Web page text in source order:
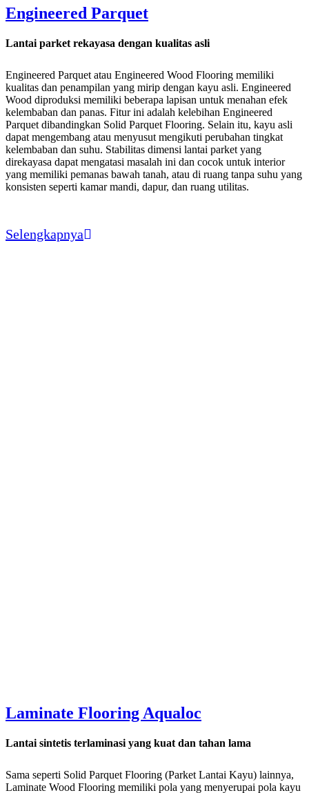
Engineered Parquet
Lantai parket rekayasa dengan kualitas asli
Engineered Parquet atau Engineered Wood Flooring memiliki
kualitas dan penampilan yang mirip dengan kayu asli. Engineered
Wood diproduksi memiliki beberapa lapisan untuk menahan efek
kelembaban dan panas. Fitur ini adalah kelebihan Engineered
Parquet dibandingkan Solid Parquet Flooring. Selain itu, kayu asli
dapat mengembang atau menyusut mengikuti perubahan tingkat
kelembaban dan suhu. Stabilitas dimensi lantai parket yang
direkayasa dapat mengatasi masalah ini dan cocok untuk interior
yang memiliki pemanas bawah tanah, atau di ruang tanpa suhu yang
konsisten seperti kamar mandi, dapur, dan ruang utilitas.
Selengkapnya
Laminate Flooring Aqualoc
Lantai sintetis terlaminasi yang kuat dan tahan lama
Sama seperti Solid Parquet Flooring (Parket Lantai Kayu) lainnya,
Laminate Wood Flooring memiliki pola yang menyerupai pola kayu